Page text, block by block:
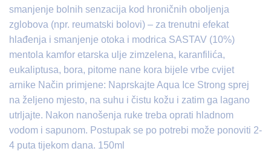
smanjenje bolnih senzacija kod hroničnih oboljenja
zglobova (npr. reumatski bolovi) – za trenutni efekat
hlađenja i smanjenje otoka i modrica SASTAV (10%)
mentola kamfor etarska ulје zimzelena, karanfilića,
eukaliptusa, bora, pitome nane kora bijele vrbe cvijet
arnike Način primjene: Naprskajte Aqua Ice Strong sprej
na željeno mjesto, na suhu i čistu kožu i zatim ga lagano
utrljajte. Nakon nanošenja ruke treba oprati hladnom
vodom i sapunom. Postupak se po potrebi može ponoviti 2-
4 puta tijekom dana. 150ml